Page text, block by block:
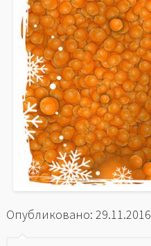
Опубликовано: 29.11.2016